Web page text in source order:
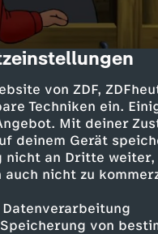
von ZDF,
Techniken ein.
Mit deiner
deinem Gerät
nicht an Dritte
nicht zu
von
des Herzogs.
keine Zeit, da